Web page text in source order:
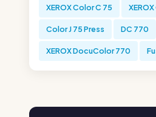
XEROX Color C 75
Color J 75 Press DC 770
XEROX DocuColor 770